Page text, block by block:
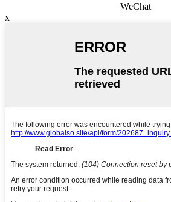
WeChat
x